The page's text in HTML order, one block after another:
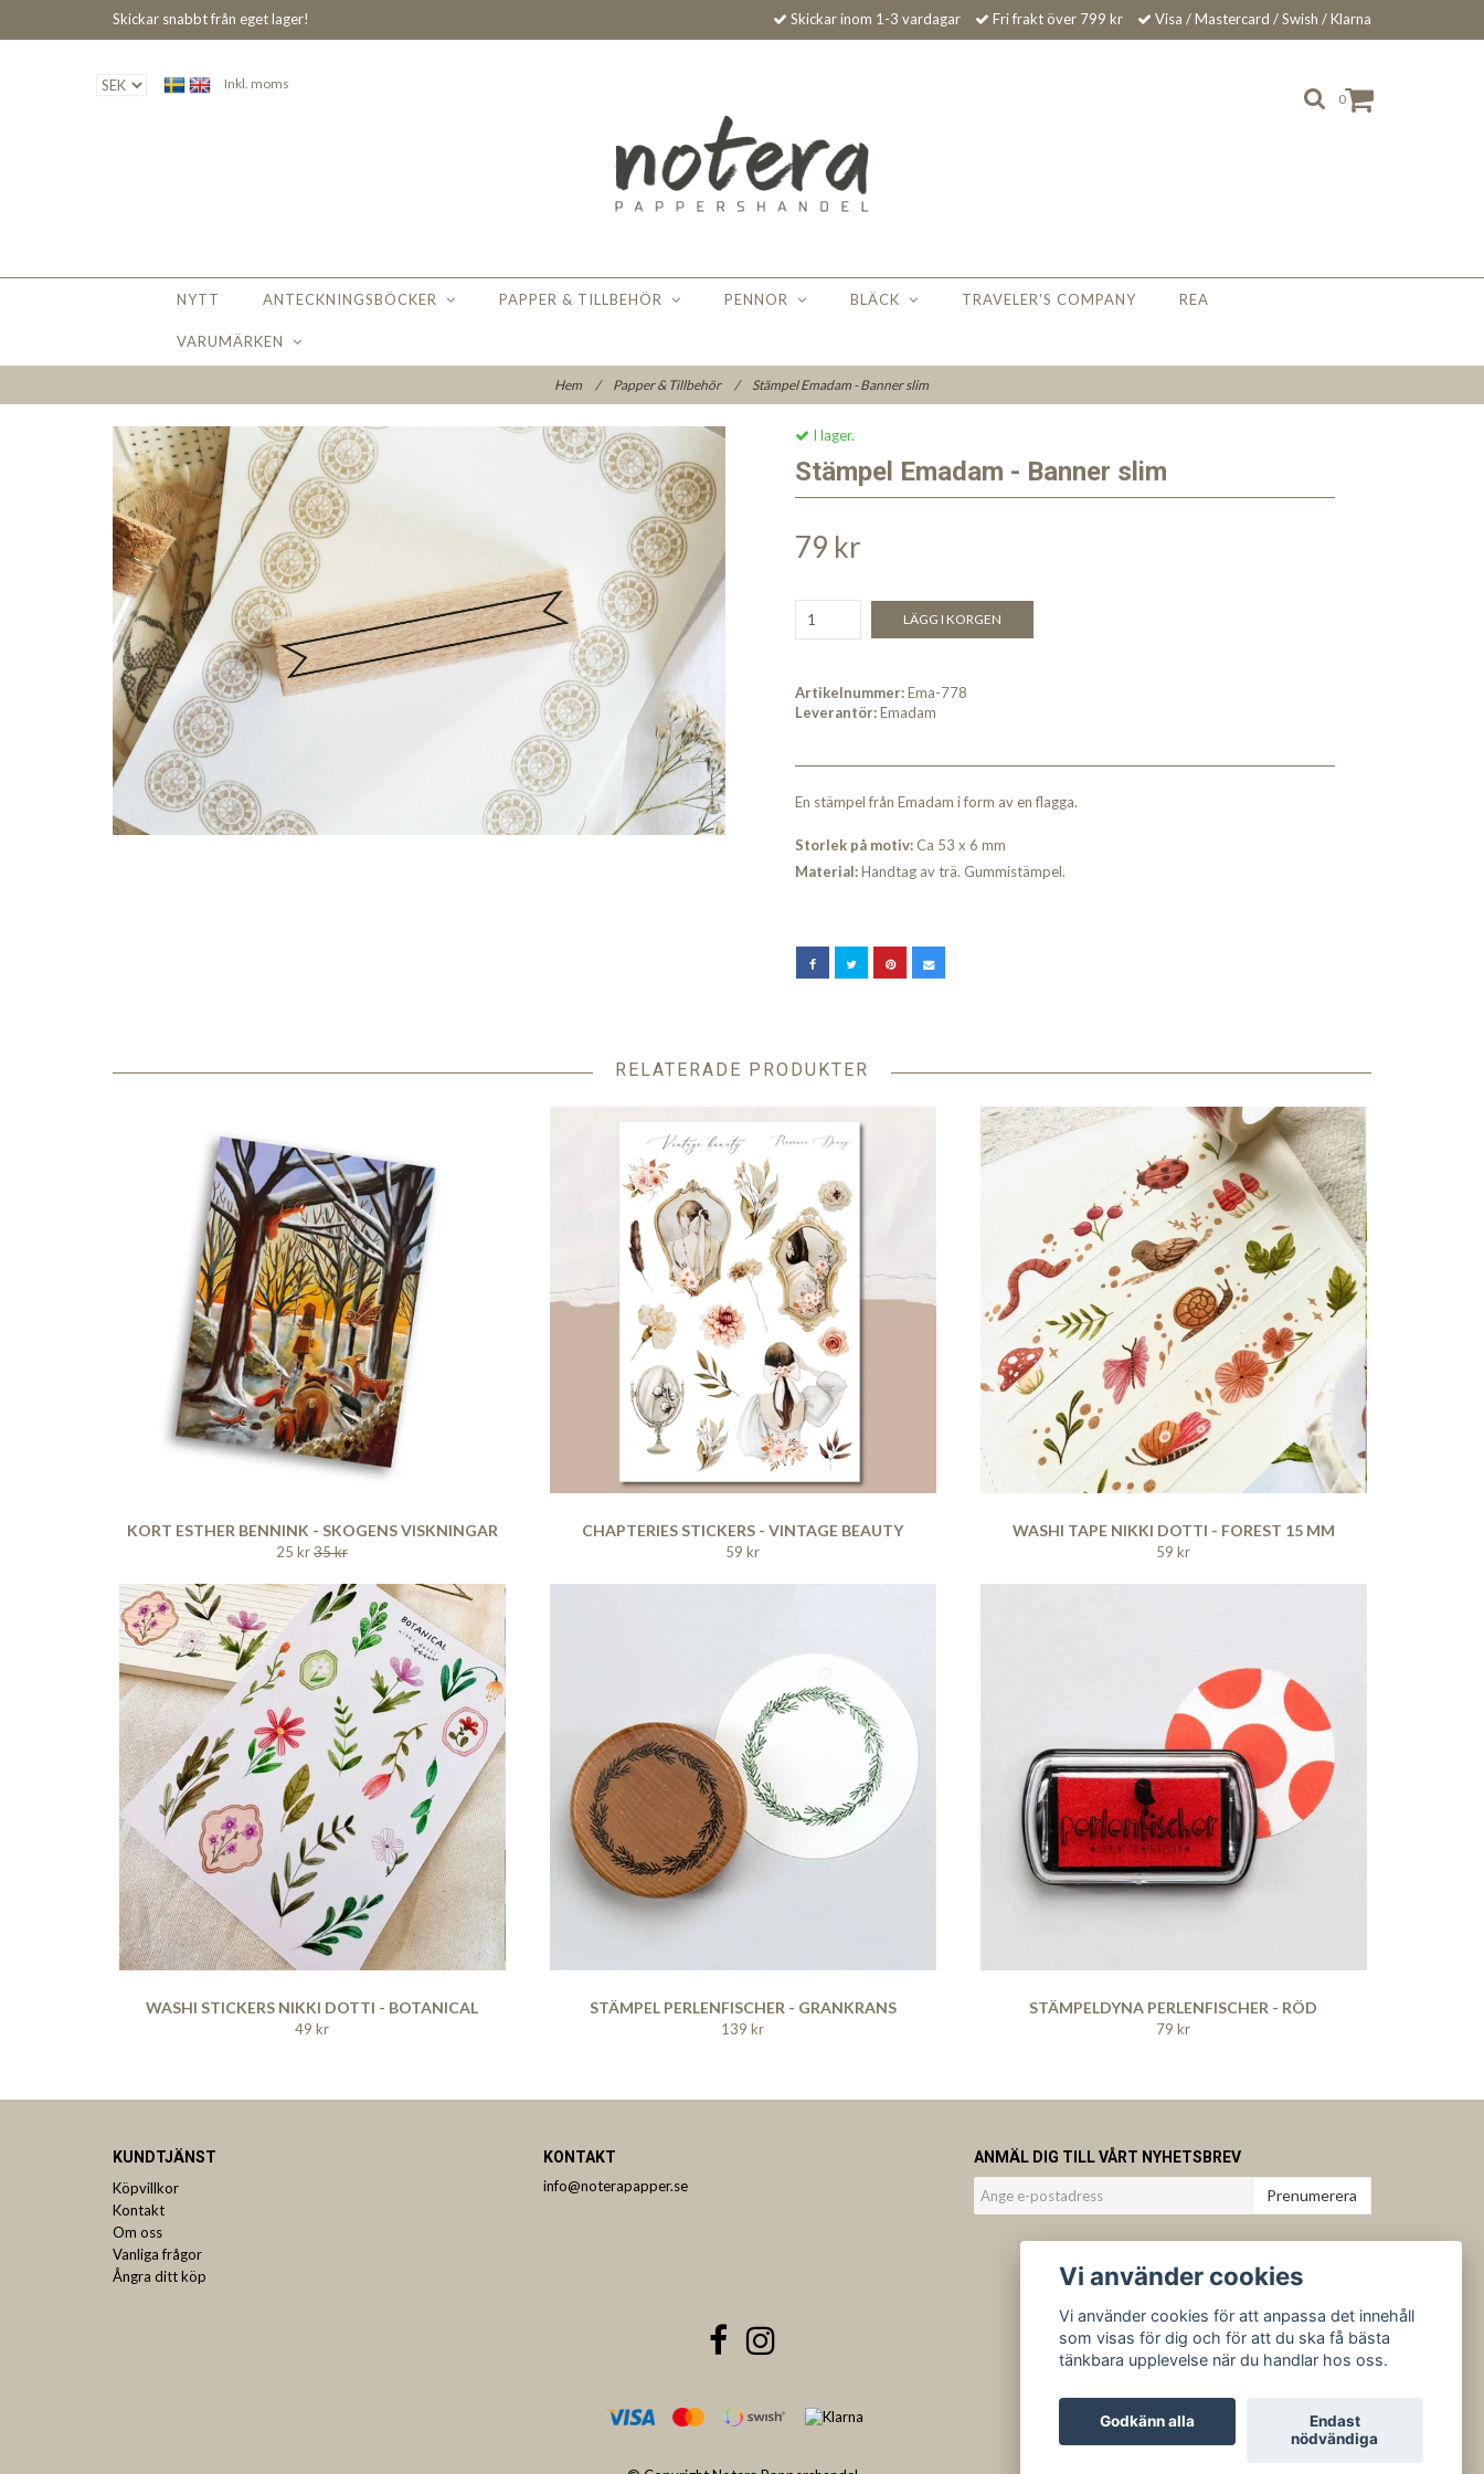
Skickar snabbt från eget lager! Skickar inom 1-3 vardagar Fri frakt över 799 kr Visa / Mastercard / Swish / Klarna
0
Inkl. moms
NYTT ANTECKNINGSBÖCKER PAPPER & TILLBEHÖR PENNOR BLÄCK TRAVELER'S COMPANY REA
VARUMÄRKEN
Hem / Papper & Tillbehör / Stämpel Emadam - Banner slim
I lager.
Stämpel Emadam - Banner slim
79 kr
LÄGG I KORGEN
Artikelnummer:Ema-778
Leverantör:Emadam
En stämpel från Emadam i form av en flagga.
Storlek på motiv:Ca 53 x 6 mm
Material:Handtag av trä. Gummistämpel.
RELATERADE PRODUKTER
KORT ESTHER BENNINK - SKOGENS VISKNINGAR
25 kr35 kr
CHAPTERIES STICKERS - VINTAGE BEAUTY
59 kr
WASHI TAPE NIKKI DOTTI - FOREST 15 MM
59 kr
WASHI STICKERS NIKKI DOTTI - BOTANICAL
49 kr
STÄMPEL PERLENFISCHER - GRANKRANS
139 kr
STÄMPELDYNA PERLENFISCHER - RÖD
79 kr
KUNDTJÄNST
Köpvillkor
Kontakt
Om oss
Vanliga frågor
Ångra ditt köp
KONTAKT
info@noterapapper.se
ANMÄL DIG TILL VÅRT NYHETSBREV
Prenumerera
Vi använder cookies
Vi använder cookies för att anpassa det innehåll
som visas för dig och för att du ska få bästa
tänkbara upplevelse när du handlar hos oss.
Godkänn alla
Endast
nödvändiga